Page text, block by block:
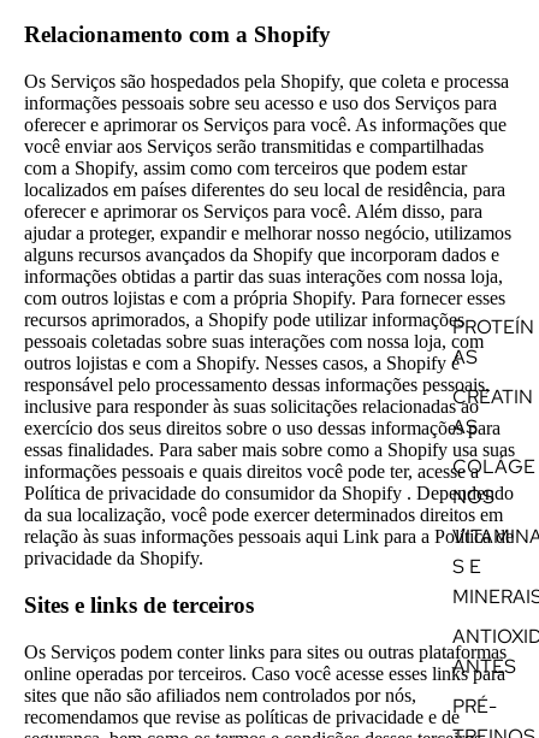
PROTEÍN
AS
CREATIN
AS
COLÁGE
NOS
S E
ANTES
PRÉ-
Relacionamento com a Shopify
Os Serviços são hospedados pela Shopify, que coleta e processa
informações pessoais sobre seu acesso e uso dos Serviços para
oferecer e aprimorar os Serviços para você. As informações que
você enviar aos Serviços serão transmitidas e compartilhadas
com a Shopify, assim como com terceiros que podem estar
localizados em países diferentes do seu local de residência, para
oferecer e aprimorar os Serviços para você. Além disso, para
ajudar a proteger, expandir e melhorar nosso negócio, utilizamos
alguns recursos avançados da Shopify que incorporam dados e
informações obtidas a partir das suas interações com nossa loja,
com outros lojistas e com a própria Shopify. Para fornecer esses
recursos aprimorados, a Shopify pode utilizar informações
pessoais coletadas sobre suas interações com nossa loja, com
outros lojistas e com a Shopify. Nesses casos, a Shopify é
responsável pelo processamento dessas informações pessoais,
inclusive para responder às suas solicitações relacionadas ao
exercício dos seus direitos sobre o uso dessas informações para
essas finalidades. Para saber mais sobre como a Shopify usa suas
informações pessoais e quais direitos você pode ter, acesse a
Política de privacidade do consumidor da Shopify . Dependendo
da sua localização, você pode exercer determinados direitos em
relação às suas informações pessoais aqui Link para a Política de
privacidade da Shopify.
Sites e links de terceiros
Os Serviços podem conter links para sites ou outras plataformas
online operadas por terceiros. Caso você acesse esses links para
sites que não são afiliados nem controlados por nós,
recomendamos que revise as políticas de privacidade e de